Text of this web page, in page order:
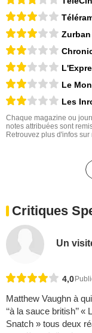
Zurban
Le
Les
Chaque magazine ou
notes attribuées sont
Retrouvez plus d'infos sur
Critiques
Un
4,0
Matthew Vaughn à
‘‘à la sauce british’’
Snatch » tous deux